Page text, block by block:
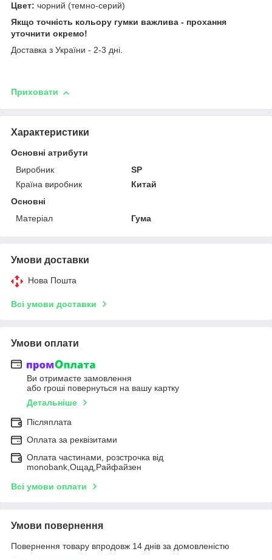
Цвет: чорний (темно-серий)
Якщо точність кольору гумки важлива - прохання
уточнити окремо!
Доставка з України - 2-3 дні.
Приховати
Характеристики
Основні атрибути
Виробник
SP
Країна виробник
Китай
Основні
Матеріал
Гума
Умови доставки
Нова Пошта
Всі умови доставки
Умови оплати
Ви отримаєте замовлення
або гроші повернуться на вашу картку
Детальніше
Післяплата
Оплата за реквізитами
Оплата частинами, розстрочка від
monobank,Ощад,Райфайзен
Всі умови оплати
Умови повернення
Повернення товару впродовж 14 днів за домовленістю